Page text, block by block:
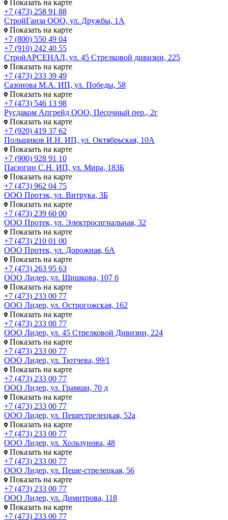
Показать на карте
+7 (473) 258 91 88
СтройГанза ООО, ул. Дружбы, 1А
Показать на карте
+7 (800) 550 49 04
+7 (910) 242 40 55
СтройАРСЕНАЛ, ул. 45 Стрелковой дивизии, 225
Показать на карте
+7 (473) 233 39 49
Сазонова М.А. ИП, ул. Победы, 58
Показать на карте
+7 (473) 546 13 98
Русдаком Апгрейд ООО, Песочный пер., 2г
Показать на карте
+7 (920) 419 37 62
Польщиков И.Н. ИП, ул. Октябрьская, 10А
Показать на карте
+7 (900) 928 91 10
Пасюгин С.Н. ИП, ул. Мира, 183Б
Показать на карте
+7 (473) 962 04 75
ООО Протэк, ул. Витрука, 3Б
Показать на карте
+7 (473) 239 60 00
ООО Протек, ул. Электросигнальная, 32
Показать на карте
+7 (473) 210 01 00
ООО Протек, ул. Дорожная, 6А
Показать на карте
+7 (473) 263 95 63
ООО Лидер, ул. Шишкова, 107 б
Показать на карте
+7 (473) 233 00 77
ООО Лидер, ул. Острогожская, 162
Показать на карте
+7 (473) 233 00 77
ООО Лидер, ул. 45 Стрелковой Дивизии, 224
Показать на карте
+7 (473) 233 00 77
ООО Лидер, ул. Тютчева, 99/1
Показать на карте
+7 (473) 233 00 77
ООО Лидер, ул. Грамши, 70 д
Показать на карте
+7 (473) 233 00 77
ООО Лидер, ул. Пешестрелецкая, 52а
Показать на карте
+7 (473) 233 00 77
ООО Лидер, ул. Хользунова, 48
Показать на карте
+7 (473) 233 00 77
ООО Лидер, ул. Пеше-стрелецкая, 56
Показать на карте
+7 (473) 233 00 77
ООО Лидер, ул. Димитрова, 118
Показать на карте
+7 (473) 233 00 77